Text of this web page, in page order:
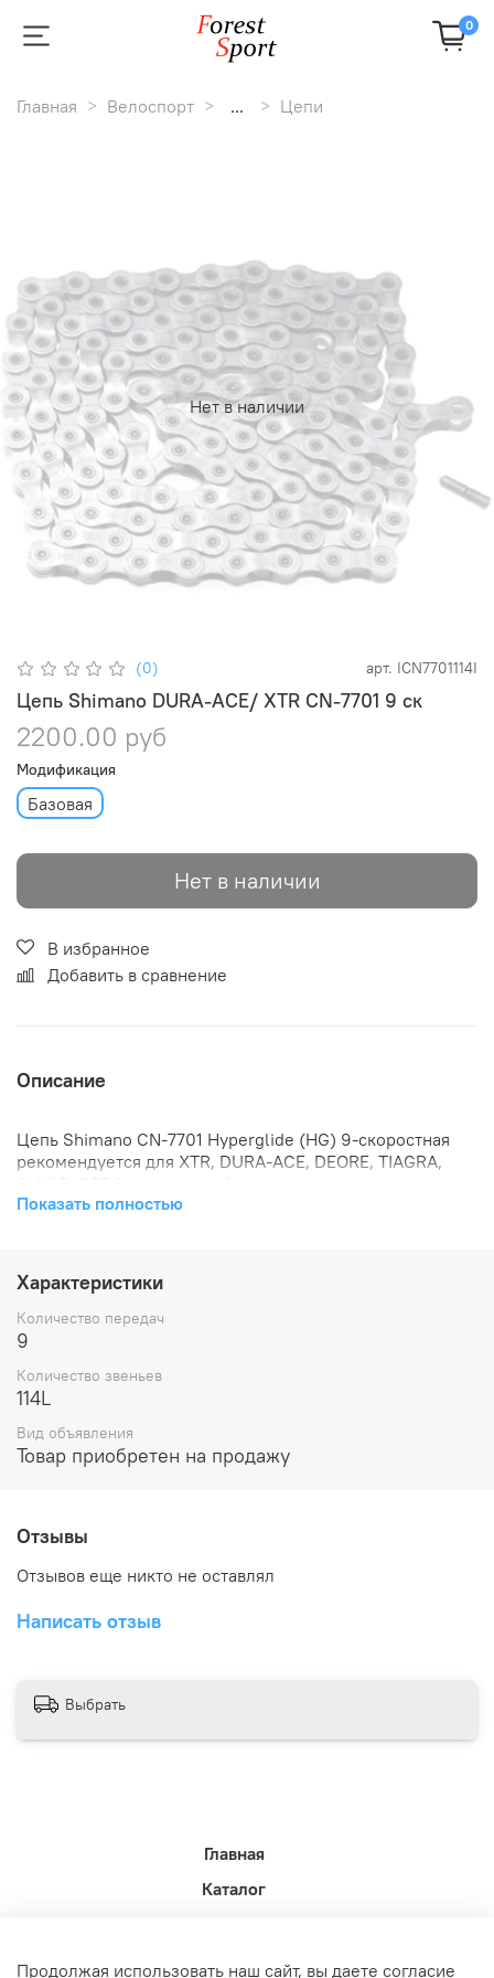
0
Главная Велоспорт ... Цепи
Нет в наличии
(0) арт. ICN7701114I
Цепь Shimano DURA-ACE/ XTR CN-7701 9 ск
2200.00 руб
Модификация
Базовая
Нет в наличии
В избранное
Добавить в сравнение
Описание
Цепь Shimano CN-7701 Hyperglide (HG) 9-скоростная
рекомендуется для XTR, DURA-ACE, DEORE, TIAGRA,
Подходит для любого 9-ти скоростного велосипеда
6,57 мм ширина штифта/2,32 мм ширина ролика
114 звеньев
300 г (+/-10 г)
Показать полностью
Характеристики
Количество передач
9
Количество звеньев
114L
Вид объявления
Товар приобретен на продажу
Отзывы
Отзывов еще никто не оставлял
Написать отзыв
Выбрать
Главная
Каталог
Продолжая использовать наш сайт, вы даете согласие